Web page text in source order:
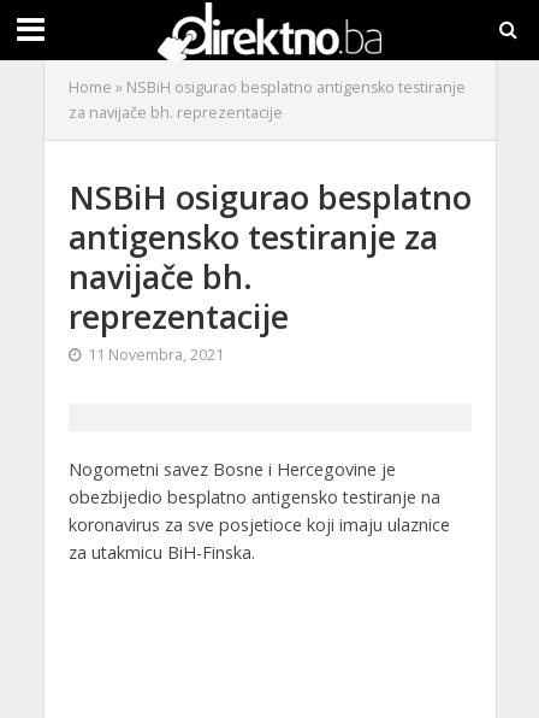
Home » NSBiH osigurao besplatno antigensko testiranje
za navijače bh. reprezentacije
NSBiH osigurao besplatno
antigensko testiranje za
navijače bh.
reprezentacije
11 Novembra, 2021
Nogometni savez Bosne i Hercegovine je
obezbijedio besplatno antigensko testiranje na
koronavirus za sve posjetioce koji imaju ulaznice
za utakmicu BiH-Finska.